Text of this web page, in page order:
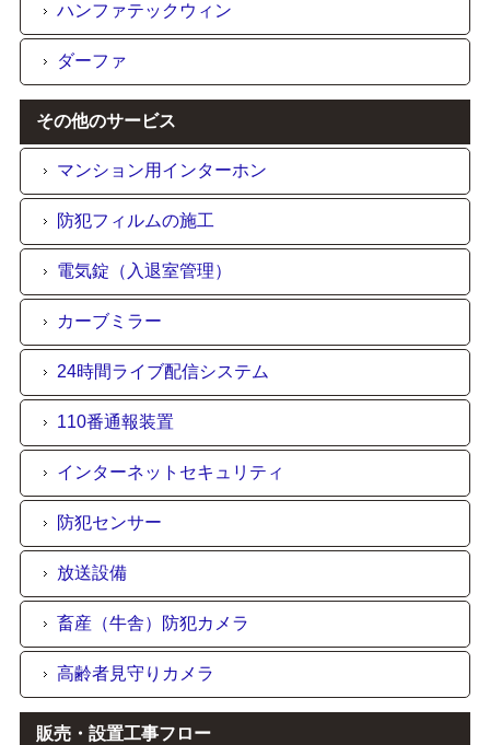
ハンファテックウィン
ダーファ
その他のサービス
マンション用インターホン
防犯フィルムの施工
電気錠（入退室管理）
カーブミラー
24時間ライブ配信システム
110番通報装置
インターネットセキュリティ
防犯センサー
放送設備
畜産（牛舎）防犯カメラ
高齢者見守りカメラ
販売・設置工事フロー